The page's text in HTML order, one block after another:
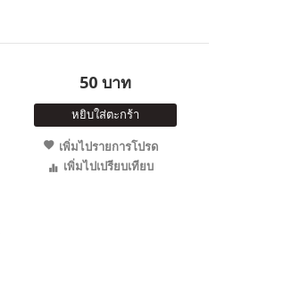
50 บาท
หยิบใส่ตะกร้า
เพิ่มไปรายการโปรด
เพิ่มไปเปรียบเทียบ